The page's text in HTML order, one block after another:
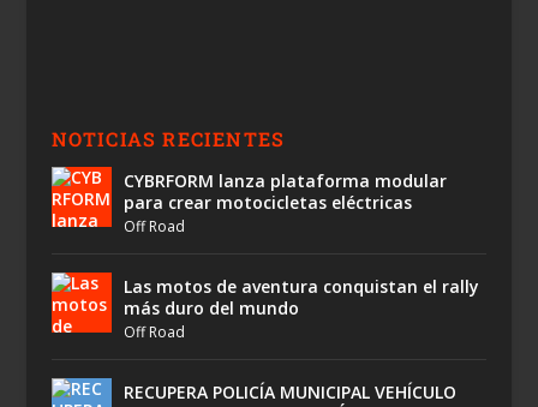
NOTICIAS RECIENTES
CYBRFORM lanza plataforma modular
para crear motocicletas eléctricas
Off Road
Las motos de aventura conquistan el rally
más duro del mundo
Off Road
RECUPERA POLICÍA MUNICIPAL VEHÍCULO